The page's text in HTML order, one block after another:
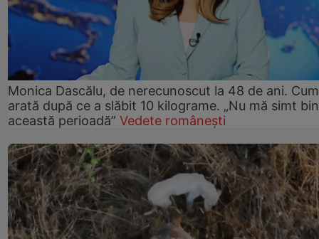
Monica Dascălu, de nerecunoscut la 48 de ani. Cum
arată după ce a slăbit 10 kilograme. „Nu mă simt
această perioadă” Vedete românești